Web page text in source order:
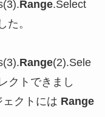
Range.Select
た。
Range(2).Sele
クトできまし
クトには Range